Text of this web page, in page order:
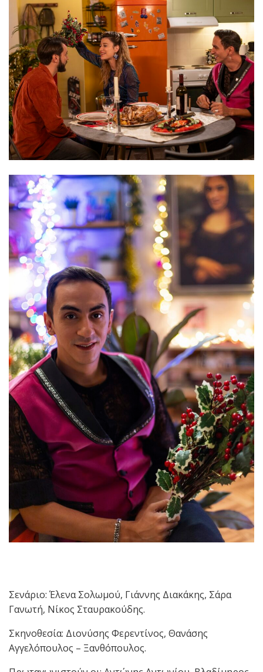
Σενάριο: Έλενα Σολωμού, Γιάννης Διακάκης, Σάρα
Γανωτή, Νίκος Σταυρακούδης.
Σκηνοθεσία: Διονύσης Φερεντίνος, Θανάσης
Αγγελόπουλος – Ξανθόπουλος.